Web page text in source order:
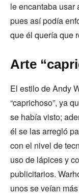
le encantaba usar
pues así podía
que él quería que
Arte
El estilo de Andy
“caprichoso”, ya
se había visto;
él se las arregló
con el nivel de
uso de lápices y
publicitarios.
unos se veían